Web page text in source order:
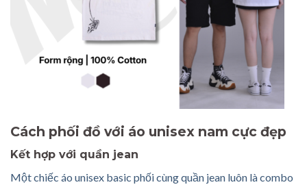
Cách phối đồ với áo unisex nam cực đẹp
Kết hợp với quần jean
Một chiếc áo unisex basic phối cùng quần jean luôn là combo